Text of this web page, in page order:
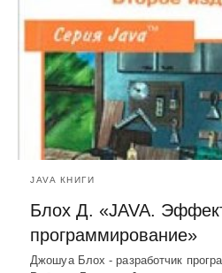
JAVA КНИГИ
Блох Д. «JAVA.
программирование»
Джошуа Блох - разработчик